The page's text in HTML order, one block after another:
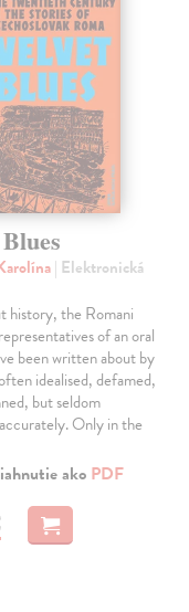
| Elektronická
history, the Romani
of an oral
been written about by
idealised, defamed,
but seldom
Only in the
ako PDF